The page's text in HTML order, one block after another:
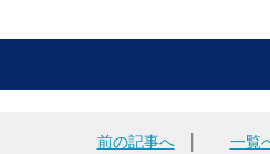
前の記事へ│ 一覧